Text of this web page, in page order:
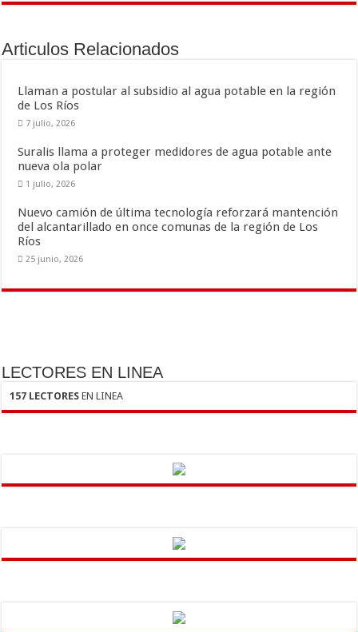
o
k
ar
r
Articulos Relacionados
Llaman a postular al subsidio al agua potable en la región
de Los Ríos
7 julio, 2026
Suralis llama a proteger medidores de agua potable ante
nueva ola polar
1 julio, 2026
Nuevo camión de última tecnología reforzará mantención
del alcantarillado en once comunas de la región de Los
Ríos
25 junio, 2026
LECTORES EN LINEA
157 LECTORES EN LINEA